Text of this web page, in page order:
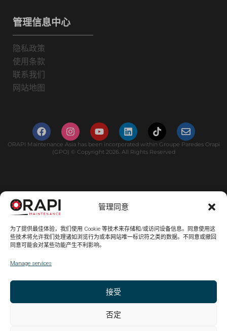
管理同意
为了提供最佳体验，我们使用 Cookie 等技术来存储和/或访问设备信息。同意使用这
些技术将允许我们处理诸如浏览行为或本网站唯一标识符之类的数据。不同意或撤回
同意可能会对某些功能产生不利影响。
Manage services
接受
否定
管理信息中心
隐私政策
使用条款
联系我们
网站地图
ORAPI Maintenance Asia has been incorporated within Groupe Paredes Orapi
(GPO) © Copyright 2026. All Rights Reserved